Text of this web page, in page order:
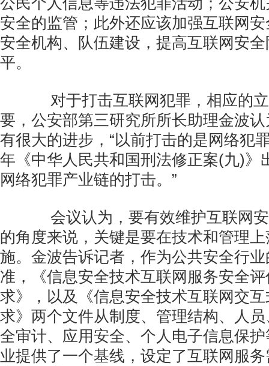
安全的监管；此外还应该加强互联网
安全机构、队伍建设，提高互联网安
平。
对于打击互联网犯罪，相应的立
要，公安部第三研究所所长助理金波
有很大的进步，“以前打击的是网络犯
年《中华人民共和国刑法修正案(九)》
网络犯罪产业链的打击。”
会议认为，要有效维护互联网安
的角度来说，关键是要在技术和管理
施。金波告诉记者，作为公共安全行
准，《信息安全技术互联网服务安全
求》，以及《信息安全技术互联网交
求》两个文件从制度、管理结构、人
全审计、应用安全、个人电子信息保
业提供了一个基线，设定了互联网服